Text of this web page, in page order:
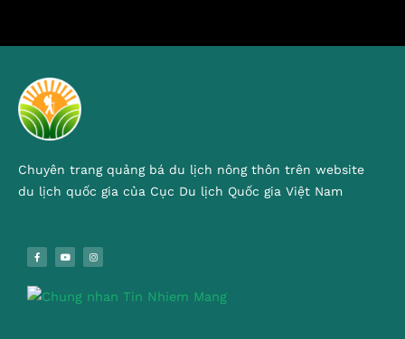
Chuyên trang quảng bá du lịch nông thôn trên website
du lịch quốc gia của Cục Du lịch Quốc gia Việt Nam